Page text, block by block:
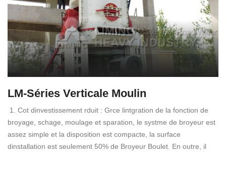
LM-Séries Verticale Moulin
1. Cot dinvestissement rduit : Grce lintgration de la fonction de
broyage, schage, moulage et sparation, le systme de broyeur est
assez simple et la disposition est compacte, la surface
dinstallation est seulement 50% de Broyeur Boulet. En outre, il